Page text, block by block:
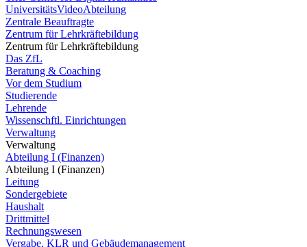
UniversitätsVideoAbteilung
Zentrale Beauftragte
Zentrum für Lehrkräftebildung
Zentrum für Lehrkräftebildung
Das ZfL
Beratung & Coaching
Vor dem Studium
Studierende
Lehrende
Wissenschftl. Einrichtungen
Verwaltung
Verwaltung
Abteilung I (Finanzen)
Abteilung I (Finanzen)
Leitung
Sondergebiete
Haushalt
Drittmittel
Rechnungswesen
Vergabe, KLR und Gebäudemanagement